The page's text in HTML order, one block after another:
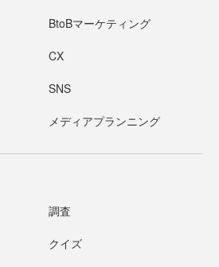
BtoBマーケティング
CX
SNS
メディアプランニング
調査
クイズ